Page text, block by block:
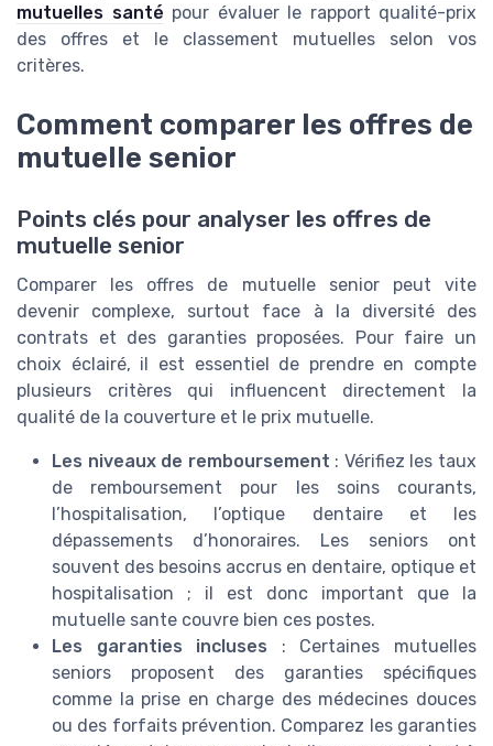
mutuelles santé pour évaluer le rapport qualité-prix
des offres et le classement mutuelles selon vos
critères.
Comment comparer les offres de
mutuelle senior
Points clés pour analyser les offres de
mutuelle senior
Comparer les offres de mutuelle senior peut vite
devenir complexe, surtout face à la diversité des
contrats et des garanties proposées. Pour faire un
choix éclairé, il est essentiel de prendre en compte
plusieurs critères qui influencent directement la
qualité de la couverture et le prix mutuelle.
Les niveaux de remboursement : Vérifiez les taux
de remboursement pour les soins courants,
l’hospitalisation, l’optique dentaire et les
dépassements d’honoraires. Les seniors ont
souvent des besoins accrus en dentaire, optique et
hospitalisation ; il est donc important que la
mutuelle sante couvre bien ces postes.
Les garanties incluses : Certaines mutuelles
seniors proposent des garanties spécifiques
comme la prise en charge des médecines douces
ou des forfaits prévention. Comparez les garanties